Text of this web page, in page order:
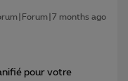
months ago
pour votre